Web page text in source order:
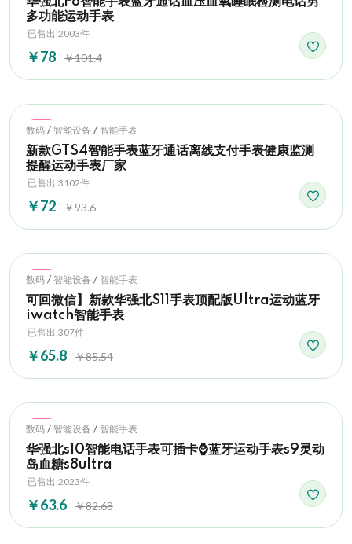
多功能运动手表
已售出:2003件
￥78 ￥101.4
Hot
数码 / 智能设备 / 智能手表
新款GTS4智能手表蓝牙通话离线支付手表健康监测
提醒运动手表厂家
已售出:3102件
￥72 ￥93.6
Hot
数码 / 智能设备 / 智能手表
可回微信】新款华强北S11手表顶配版Ultra运动蓝牙
iwatch智能手表
已售出:307件
￥65.8 ￥85.54
Hot
数码 / 智能设备 / 智能手表
华强北s10智能电话手表可插卡⌚蓝牙运动手表s9灵动
岛血糖s8ultra
已售出:2023件
￥63.6 ￥82.68